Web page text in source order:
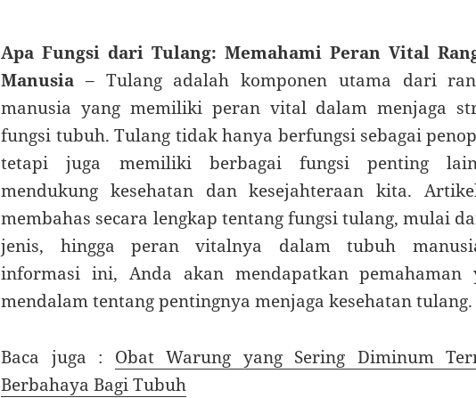
Apa Fungsi dari Tulang: Memahami Peran Vital
Manusia – Tulang adalah komponen utama dari
manusia yang memiliki peran vital dalam menjaga
fungsi tubuh. Tulang tidak hanya berfungsi sebagai
tetapi juga memiliki berbagai fungsi penting
mendukung kesehatan dan kesejahteraan kita.
membahas secara lengkap tentang fungsi tulang, mulai
jenis, hingga peran vitalnya dalam tubuh
informasi ini, Anda akan mendapatkan pemahaman
mendalam tentang pentingnya menjaga kesehatan tulang.
Baca juga : Obat Warung yang Sering Diminum
Berbahaya Bagi Tubuh